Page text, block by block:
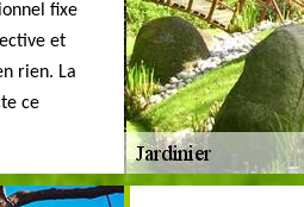
fixe
et
rien. La
ce